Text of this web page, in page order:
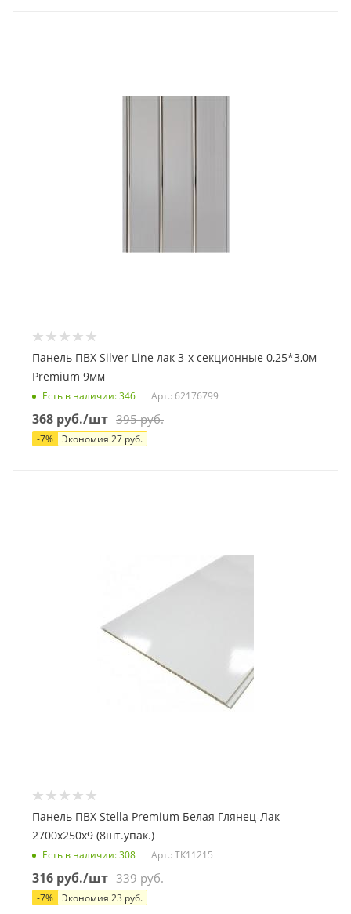
Панель ПВХ Silver Line лак 3-х секционные 0,25*3,0м
Premium 9мм
Есть в наличии: 346 Арт.: 62176799
368 руб./шт 395руб.
-7% Экономия 27 руб.
Панель ПВХ Stella Premium Белая Глянец-Лак
2700х250х9 (8шт.упак.)
Есть в наличии: 308 Арт.: ТК11215
316 руб./шт 339руб.
-7% Экономия 23 руб.